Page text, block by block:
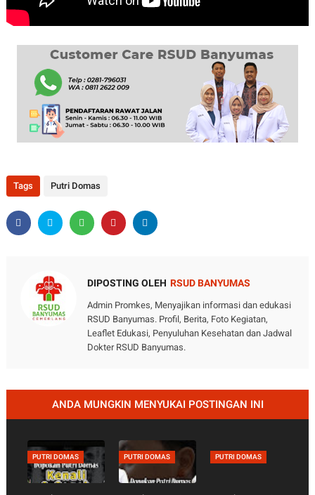
Tags Putri Domas
DIPOSTING OLEH RSUD BANYUMAS
Admin Promkes, Menyajikan informasi dan edukasi
RSUD Banyumas. Profil, Berita, Foto Kegiatan,
Leaflet Edukasi, Penyuluhan Kesehatan dan Jadwal
Dokter RSUD Banyumas.
ANDA MUNGKIN MENYUKAI POSTINGAN INI
PUTRI DOMAS PUTRI DOMAS PUTRI DOMAS